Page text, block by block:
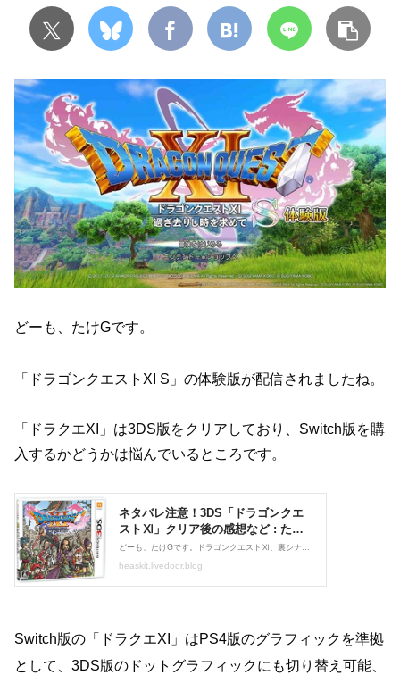
どーも、たけGです。
「ドラゴンクエストXI S」の体験版が配信されましたね。
「ドラクエXI」は3DS版をクリアしており、Switch版を購
入するかどうかは悩んでいるところです。
Switch版の「ドラクエXI」はPS4版のグラフィックを準拠
として、3DS版のドットグラフィックにも切り替え可能、